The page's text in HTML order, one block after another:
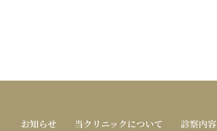
お知らせ 当クリニックについて 診察内容